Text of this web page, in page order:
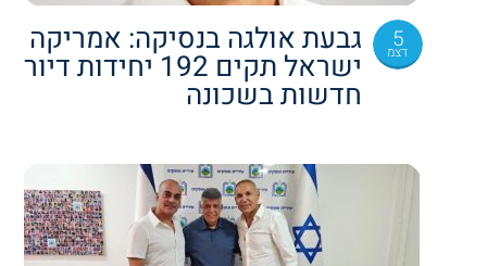
5
דצמ גבעת אולגה בנסיקה: אמריקה
ישראל תקים 192 יחידות דיור
חדשות בשכונה